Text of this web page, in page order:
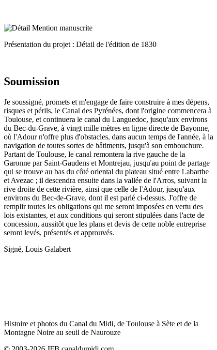
Présentation du projet : Détail de l'édition de 1830
Soumission
Je soussigné, promets et m'engage de faire construire à mes dépens,
risques et périls, le Canal des Pyrénées, dont l'origine commencera à
Toulouse, et continuera le canal du Languedoc, jusqu'aux environs
du Bec-du-Grave, à vingt mille mètres en ligne directe de Bayonne,
où l'Adour n'offre plus d'obstacles, dans aucun temps de l'année, à la
navigation de toutes sortes de bâtiments, jusqu'à son embouchure.
Partant de Toulouse, le canal remontera la rive gauche de la
Garonne par Saint-Gaudens et Montrejau, jusqu'au point de partage
qui se trouve au bas du côté oriental du plateau situé entre Labarthe
et Avezac ; il descendra ensuite dans la vallée de l'Arros, suivant la
rive droite de cette rivière, ainsi que celle de l'Adour, jusqu'aux
environs du Bec-de-Grave, dont il est parlé ci-dessus. J'offre de
remplir toutes les obligations qui me seront imposées en vertu des
lois existantes, et aux conditions qui seront stipulées dans l'acte de
concession, aussitôt que les plans et devis de cette noble entreprise
seront levés, présentés et approuvés.
Signé, Louis Galabert
Histoire et photos du Canal du Midi, de Toulouse à Sète et de la
Montagne Noire au seuil de Naurouze